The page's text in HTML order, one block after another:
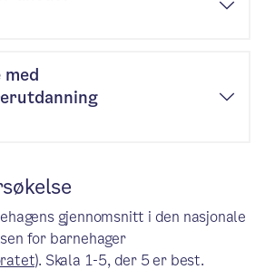
gjennomsnitt i den nasjonale
for barnehager
. Skala 1-5, der 5 er best.